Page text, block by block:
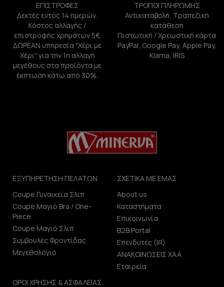
ΕΠΙΣΤΡΟΦΕΣ
Δεκτές εντός 14 ημερών.
Κόστος αλλαγής /
επιστροφής χρημάτων 5€.
ΔΩΡΕΑΝ υπηρεσία "Χέρι με
Χέρι" για την 1η αλλαγή
μεγέθους στα προϊόντα με
έκπτωση κάτω από 30%.
ΤΡΟΠΟΙ ΠΛΗΡΩΜΗΣ
Αντικαταβολή, Τραπεζική
κατάθεση
Πιστωτική / Χρεωστική κάρτα
PayPal, Google Pay, Apple Pay,
Klarna, IRIS
ΕΞΥΠΗΡΕΤΗΣΗ ΠΕΛΑΤΩΝ
Coupe Γυναικεία Σλιπ
Coupe Μαγιό Bra / One-
Piece
Coupe Μαγιό Σλιπ
Συμβουλές Φροντίδας
Μεγεθολόγιο
ΣΧΕΤΙΚΑ ΜΕ ΕΜΑΣ
About us
Καταστήματα
Επικοινωνία
B2B Portal
Επενδυτές (IR)
ΑΝΑΚΟΙΝΩΣΕΙΣ ΧΑΑ
Εταιρεία
ΟΡΟΙ ΧΡΗΣΗΣ & ΑΣΦΑΛΕΙΑΣ